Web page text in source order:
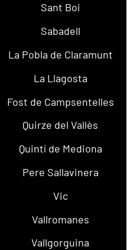
Sant Boi
Sabadell
La Pobla de Claramunt
La Llagosta
Fost de Campsentelles
Quirze del Vallès
Quintí de Mediona
Pere Sallavinera
Vic
Vallromanes
Vallgorguina